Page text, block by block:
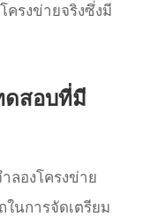
ครงข่ายจริงซึ่งมี
ดสอบที่มี
ลองโครงข่าย
นการจัดเตรียม